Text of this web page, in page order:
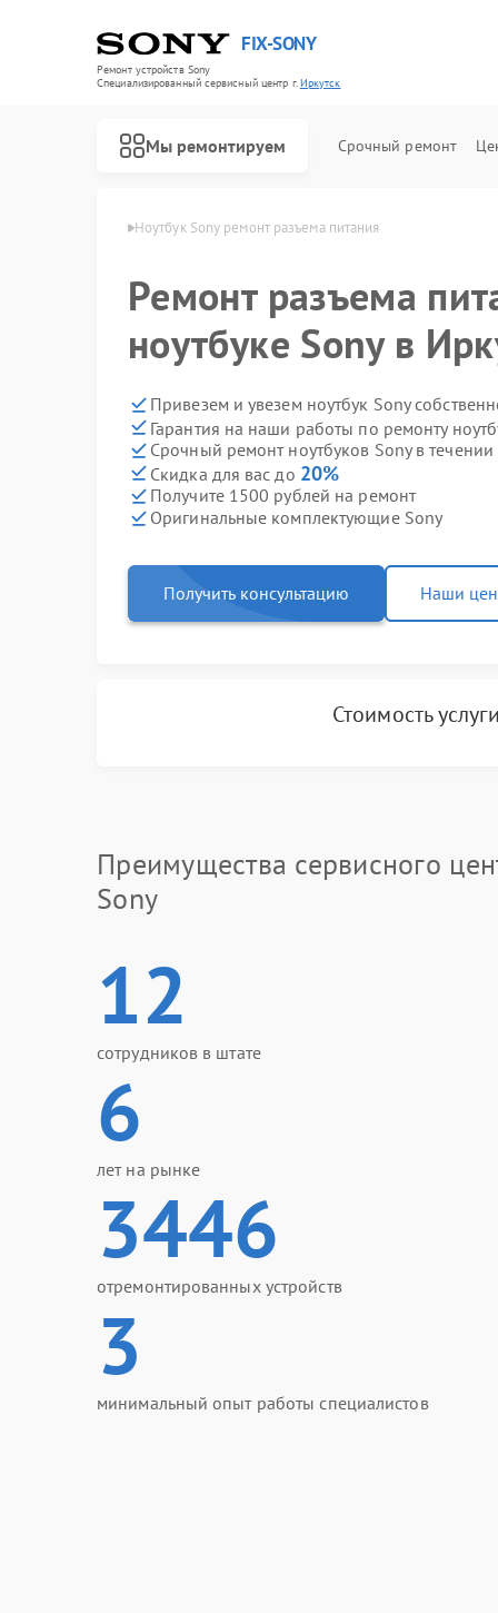
FIX-SONY
Ремонт устройств Sony
Специализированный cервисный центр г.Иркутск
Мы ремонтируем Срочный ремонт
Ноутбук Sony ремонт разъема питания
Ремонт разъема
ноутбуке Sony в
Привезем и увезем ноутбук Sony
Гарантия на наши работы по ремонту
Срочный ремонт ноутбуков Sony в течении
Скидка для вас до 20%
Получите 1500 рублей на ремонт
Оригинальные комплектующие Sony
Получить консультацию Наши
Стоимость услуги
Преимущества сервисного
Sony
12
сотрудников в штате
6
лет на рынке
3446
отремонтированных устройств
3
минимальный опыт работы специалистов